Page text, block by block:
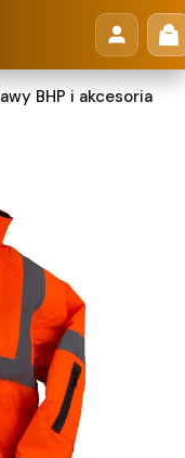
BHP i akcesoria